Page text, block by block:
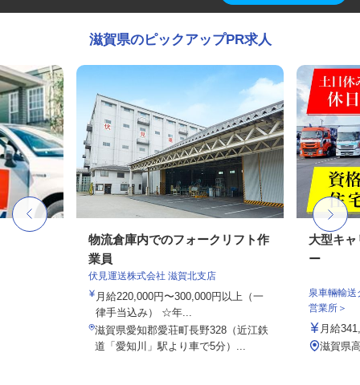
滋賀県のピックアップPR求人
物流倉庫内でのフォークリフト作
業員
伏見運送株式会社 滋賀北支店
月給220,000円〜300,000円以上（一
律手当込み） ☆年...
滋賀県愛知郡愛荘町長野328（近江鉄
道「愛知川」駅より車で5分）...
大型キ
ー
泉車輛輸
営業所＞
月給
滋賀県